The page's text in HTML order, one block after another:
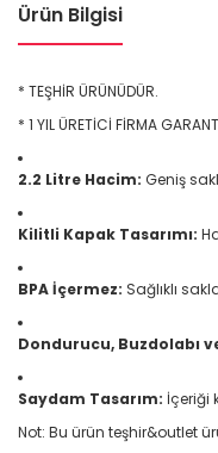
Ürün Bilgisi
* TEŞHİR ÜRÜNÜDÜR.
* 1 YIL ÜRETİCİ FİRMA
2.2 Litre Hacim: Geniş
Kilitli Kapak Tasarımı:
BPA İçermez: Sağlıklı
Dondurucu, Buzdolabı
Saydam Tasarım: İçeriği
Not: Bu ürün teşhir&outlet